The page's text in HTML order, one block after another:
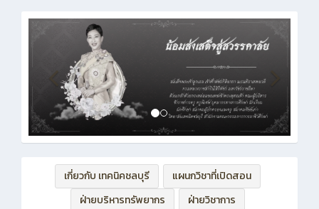
เกี่ยวกับ เทคนิคชลบุรี
แผนกวิชาที่เปิดสอน
ฝ่ายบริหารทรัพยากร
ฝ่ายวิชาการ